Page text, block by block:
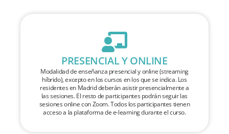
PRESENCIAL Y ONLINE
Modalidad de enseñanza presencial y online (streaming
híbrido), excepto en los cursos en los que se indica. Los
residentes en Madrid deberán asistir presencialmente a
las sesiones. El resto de participantes podrán seguir las
sesiones online con Zoom. Todos los participantes tienen
acceso a la plataforma de e-learning durante el curso.